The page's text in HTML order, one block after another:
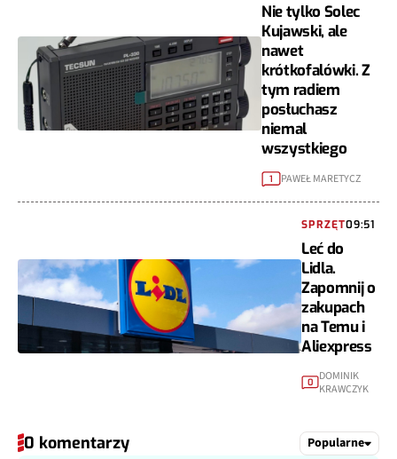
Nie tylko Solec
Kujawski, ale
nawet
krótkofalówki. Z
tym radiem
posłuchasz
niemal
wszystkiego
1 PAWEŁ MARETYCZ
SPRZĘT09:51
Leć do
Lidla.
Zapomnij o
zakupach
na Temu i
Aliexpress
0
DOMINIK
KRAWCZYK
0 komentarzy Popularne